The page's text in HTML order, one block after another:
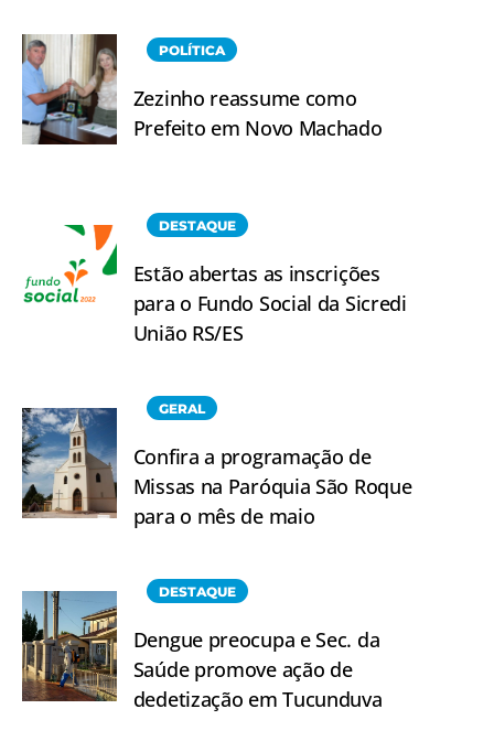
POLÍTICA
Zezinho reassume como
Prefeito em Novo Machado
DESTAQUE
Estão abertas as inscrições
para o Fundo Social da Sicredi
União RS/ES
GERAL
Confira a programação de
Missas na Paróquia São Roque
para o mês de maio
DESTAQUE
Dengue preocupa e Sec. da
Saúde promove ação de
dedetização em Tucunduva